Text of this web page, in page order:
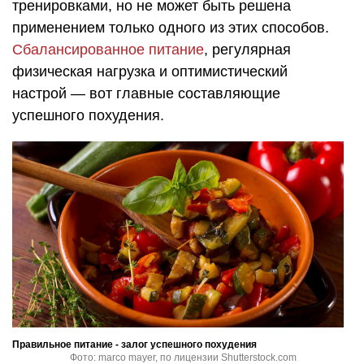
тренировками, но не может быть решена
применением только одного из этих способов.
Сбалансированное питание, регулярная
физическая нагрузка и оптимистический
настрой — вот главные составляющие
успешного похудения.
Правильное питание - залог успешного похудения
Фото: marco mayer, по лицензии Shutterstock.com